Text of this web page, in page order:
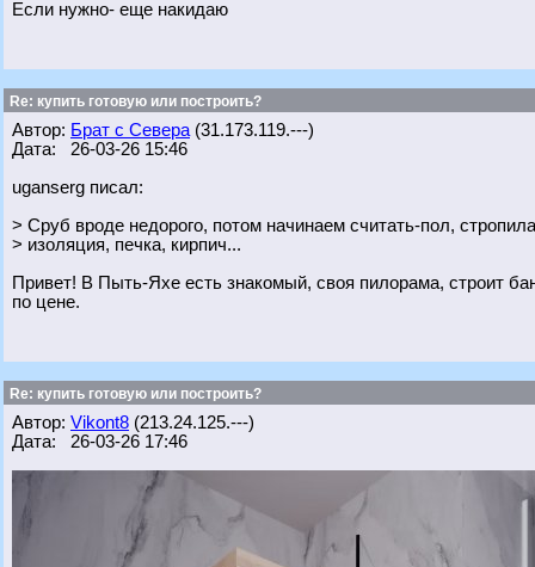
Если нужно- еще накидаю
Re: купить готовую или построить?
Автор: Брат с Севера (31.173.119.---)
Дата: 26-03-26 15:46
uganserg писал:
> Сруб вроде недорого, потом начинаем считать-пол,
> изоляция, печка, кирпич...
Привет! В Пыть-Яхе есть знакомый, своя пилорама, строит
по цене.
Re: купить готовую или построить?
Автор: Vikont8 (213.24.125.---)
Дата: 26-03-26 17:46